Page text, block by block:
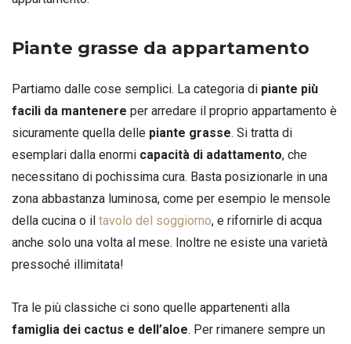
Piante grasse da appartamento
Partiamo dalle cose semplici. La categoria di piante più
facili da mantenere per arredare il proprio appartamento è
sicuramente quella delle piante grasse. Si tratta di
esemplari dalla enormi capacità di adattamento, che
necessitano di pochissima cura. Basta posizionarle in una
zona abbastanza luminosa, come per esempio le mensole
della cucina o il tavolo del soggiorno, e rifornirle di acqua
anche solo una volta al mese. Inoltre ne esiste una varietà
pressoché illimitata!
Tra le più classiche ci sono quelle appartenenti alla
famiglia dei cactus e dell’aloe. Per rimanere sempre un